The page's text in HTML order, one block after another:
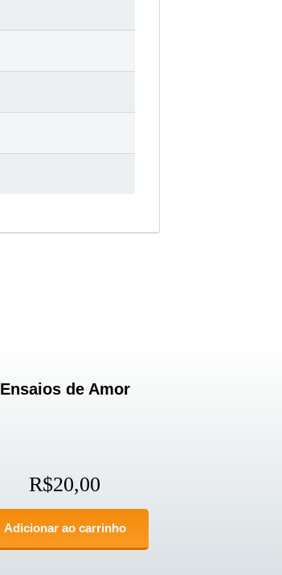
Ensaios de Amor
R$20,00
Adicionar ao carrinho